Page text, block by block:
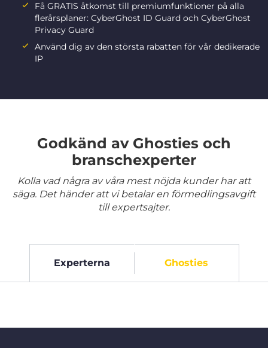
Få GRATIS åtkomst till premiumfunktioner på alla
flerårsplaner: CyberGhost ID Guard och CyberGhost
Privacy Guard
Använd dig av den största rabatten för vår dedikerade
IP
Godkänd av Ghosties och
branschexperter
Kolla vad några av våra mest nöjda kunder har att
säga. Det händer att vi betalar en förmedlingsavgift
till expertsajter.
Experterna Ghosties